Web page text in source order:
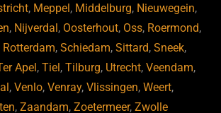
, Meppel, Middelburg, Nieuwegein,
, Nijverdal, Oosterhout, Oss, Roermond,
Rotterdam, Schiedam, Sittard, Sneek,
Apel,Tiel,Tilburg, Utrecht,Veendam,
,Venlo,Venray,Vlissingen,Weert,
,Zaandam,Zoetermeer,Zwolle